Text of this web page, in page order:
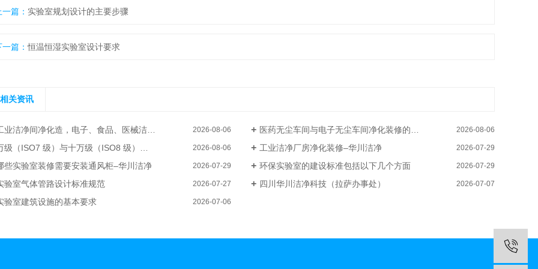
篇： 实验室规划设计的主要步骤
篇： 恒温恒湿实验室设计要求
相关资讯
洁净间净化造，电子、食品、医械洁净厂房整体装修–华川洁净 2026-08-06 医药无尘车间与电子无尘车间净化装修的区别有哪些–华川洁净 2026-08-06
（ISO7 级）与十万级（ISO8 级）电子厂洁净无尘车间装修成本差异 2026-08-06 工业洁净厂房净化装修–华川洁净 2026-07-29
些实验室装修需要安装通风柜–华川洁净 2026-07-29 环保实验室的建设标准包括以下几个方面 2026-07-29
验室气体管路设计标准规范 2026-07-27 四川华川洁净科技（拉萨办事处） 2026-07-07
验室建筑设施的基本要求 2026-07-06